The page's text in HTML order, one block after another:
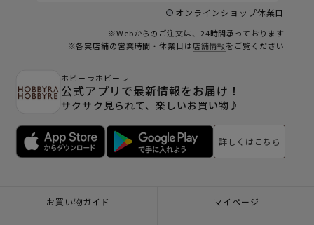
オンラインショップ休業日
※Webからのご注文は、24時間承っております
※各実店舗の営業時間・休業日は店舗情報をご覧ください
ホビーラホビーレ
公式アプリで最新情報をお届け！
サクサク見られて、楽しいお買い物♪
詳しくはこちら
お買い物ガイド マイページ